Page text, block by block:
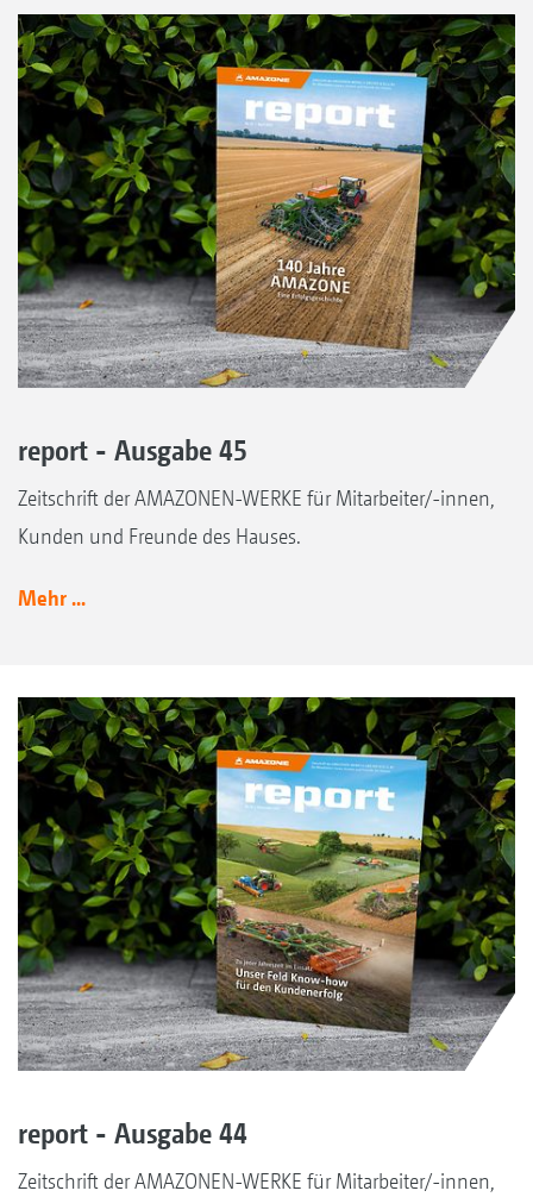
report - Ausgabe 45
Zeitschrift der AMAZONEN-WERKE für Mitarbeiter/-innen,
Kunden und Freunde des Hauses.
Mehr ...
report - Ausgabe 44
Zeitschrift der AMAZONEN-WERKE für Mitarbeiter/-innen,